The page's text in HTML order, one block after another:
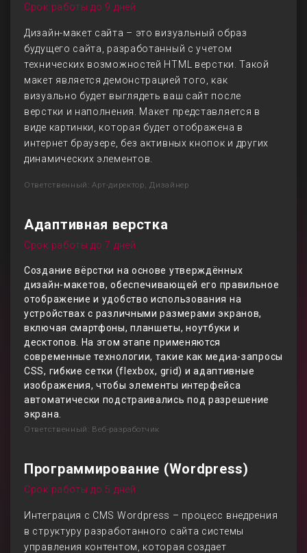
Срок работы до 9 дней
Дизайн-макет сайта – это визуальный образ
будущего сайта, разработанный с учетом
технических возможностей HTML верстки. Такой
макет является демонстрацией того, как
визуально будет выглядеть ваш сайт после
верстки и наполнения. Макет представляется в
виде картинки, которая будет отображена в
интернет браузере, без активных кнопок и других
динамических элементов.
Ответственный: Арт-директор, Дизайнер
Адаптивная верстка
Срок работы до 7 дней
Создание вёрстки на основе утверждённых
дизайн-макетов, обеспечивающей его правильное
отображение и удобство использования на
устройствах с различными размерами экранов,
включая смартфоны, планшеты, ноутбуки и
десктопов. На этом этапе применяются
современные технологии, такие как медиа-запросы
CSS, гибкие сетки (flexbox, grid) и адаптивные
изображения, чтобы элементы интерфейса
автоматически подстраивались под разрешение
экрана.
Ответственный: Веб-разработчик
Программирование (Wordpress)
Срок работы до 5 дней
Интеграция с CMS Wordpress – процесс внедрения
в структуру разработанного сайта системы
управления контентом, которая создает